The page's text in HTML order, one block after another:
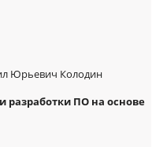
Юрьевич Колодин
ПО на основе